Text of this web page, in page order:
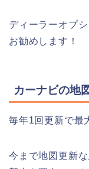
ディーラーオプ
お勧めします！
カーナビの地
毎年1回更新で最
今まで地図更新